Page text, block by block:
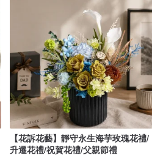
【花訴花藝】靜守永生海芋玫瑰花禮/
升遷花禮/祝賀花禮/父親節禮